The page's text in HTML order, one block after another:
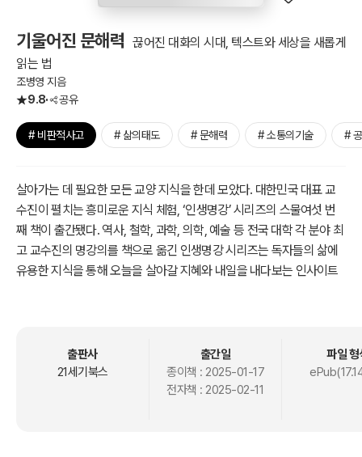
기울어진 문해력 끊어진 대화의 시대, 텍스트와 세상을 새롭게
읽는 법
조병영 지음
9.8
공유
# 비판적사고 # 삶의태도 # 문해력 # 소통의기술 #
살아가는 데 필요한 모든 교양 지식을 한데 모았다. 대한민국 대표 교
수진이 펼치는 흥미로운 지식 체험, ‘인생명강’ 시리즈의 스물여섯 번
째 책이 출간됐다. 역사, 철학, 과학, 의학, 예술 등 전국 대학 각 분야 최
고 교수진의 명강의를 책으로 옮긴 인생명강 시리즈는 독자들의 삶에
유용한 지식을 통해 오늘을 살아갈 지혜와 내일을 내다보는 인사이트
『기울어진 문해력』은 지금 우리에게 필요한 문해력이 무엇인지 재정
의하는 책이다. 지금껏 우리가 배워온 문해력은 성적과 사회적 지위 향
출판사
21세기북스
출간일
종이책 : 2025-01-17
전자책 : 2025-02-11
파일 형